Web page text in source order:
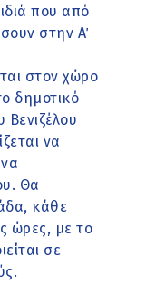
που από
στην Α΄
στον χώρο
δημοτικό
να
Θα
κάθε
ώρες, με το
σε